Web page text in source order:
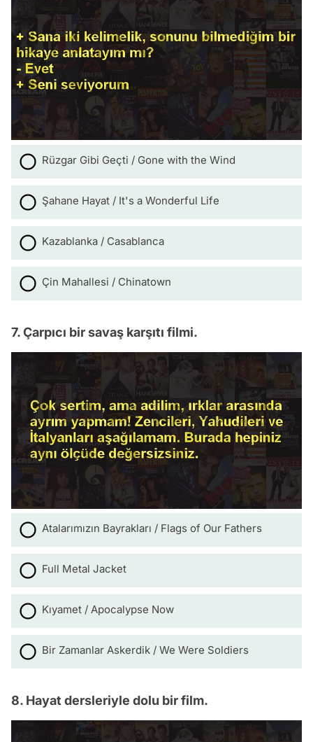
Rüzgar Gibi Geçti / Gone with the Wind
Şahane Hayat / It's a Wonderful Life
Kazablanka / Casablanca
Çin Mahallesi / Chinatown
7. Çarpıcı bir savaş karşıtı filmi.
Atalarımızın Bayrakları / Flags of Our Fathers
Full Metal Jacket
Kıyamet / Apocalypse Now
Bir Zamanlar Askerdik / We Were Soldiers
8. Hayat dersleriyle dolu bir film.